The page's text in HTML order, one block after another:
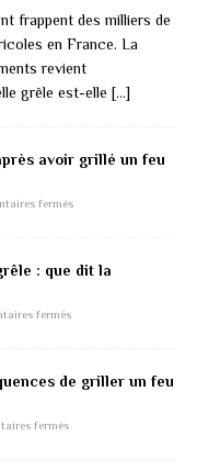
frappent des milliers de
en France. La
revient
grêle est-elle […]
avoir grillé un feu
fermés
: que dit la
fermés
de griller un feu
fermés